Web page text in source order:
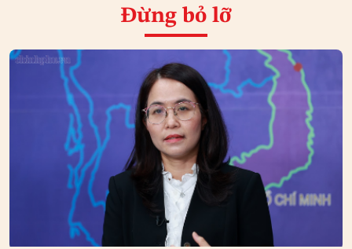
Đừng bỏ lỡ